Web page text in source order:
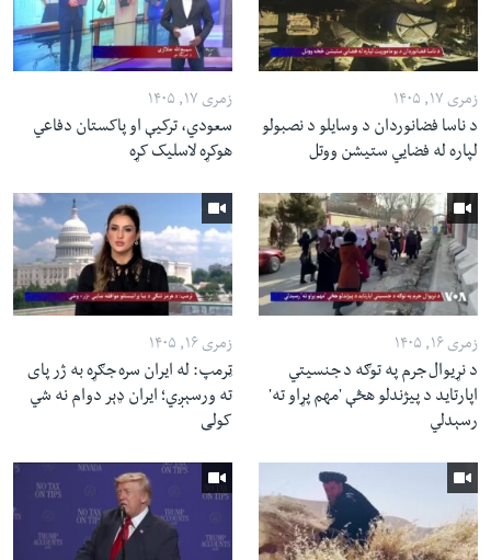
زمری ۱۷, ۱۴۰۵
د ناسا فضانوردان د وسایلو د نصبولو
لپاره له فضایي ستیشن ووتل
زمری ۱۷, ۱۴۰۵
سعودي، ترکیې او پاکستان دفاعي
هوکړه لاسلیک کړه
زمری ۱۶, ۱۴۰۵
د نړیوال جرم په توګه د جنسیتي
اپارتاید د پیژندلو هڅې 'مهم پړاو ته'
رسېدلي
زمری ۱۶, ۱۴۰۵
ټرمپ: له ایران سره جګړه به ژر پای
ته ورسېږي؛ ایران ډېر دوام نه شي
کولی